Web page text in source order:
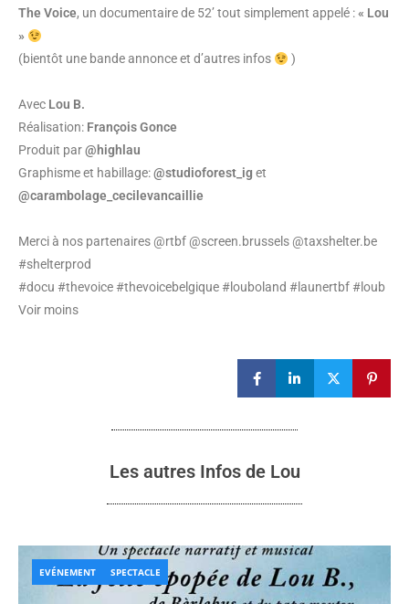
The Voice, un documentaire de 52’ tout simplement appelé :« Lou
»
(bientôt une bande annonce et d’autres infos
)
Avec Lou B.
Réalisation: François Gonce
Produit par@highlau
Graphisme et habillage:@studioforest_ig et
@carambolage_cecilevancaillie
Merci à nos partenaires @rtbf @screen.brussels @taxshelter.be
#shelterprod
#docu #thevoice #thevoicebelgique #louboland #launertbf #loub
Voir moins
Les autres Infos de Lou
EVÉNEMENT SPECTACLE